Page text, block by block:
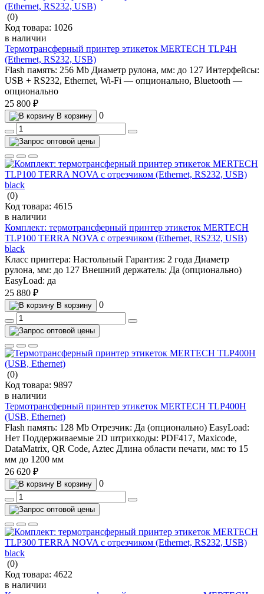
(0)
Код товара: 1026
в наличии
Термотрансферный принтер этикеток MERTECH TLP4H
(Ethernet, RS232, USB)
Flash память: 256 Mb Диаметр рулона, мм: до 127 Интерфейсы:
USB + RS232, Ethernet, Wi-Fi — опционально, Bluetooth —
опционально
25 800 ₽
В корзину 0
(0)
Код товара: 4615
в наличии
Комплект: термотрансферный принтер этикеток MERTECH
TLP100 TERRA NOVA с отрезчиком (Ethernet, RS232, USB)
black
Класс принтера: Настольный Гарантия: 2 года Диаметр
рулона, мм: до 127 Внешний держатель: Да (опционально)
EasyLoad: да
25 880 ₽
В корзину 0
(0)
Код товара: 9897
в наличии
Термотрансферный принтер этикеток MERTECH TLP400H
(USB, Ethernet)
Flash память: 128 Mb Отрезчик: Да (опционально) EasyLoad:
Нет Поддерживаемые 2D штрихкоды: PDF417, Maxicode,
DataMatrix, QR Code, Aztec Длина области печати, мм: то 15
мм до 1200 мм
26 620 ₽
В корзину 0
(0)
Код товара: 4622
в наличии